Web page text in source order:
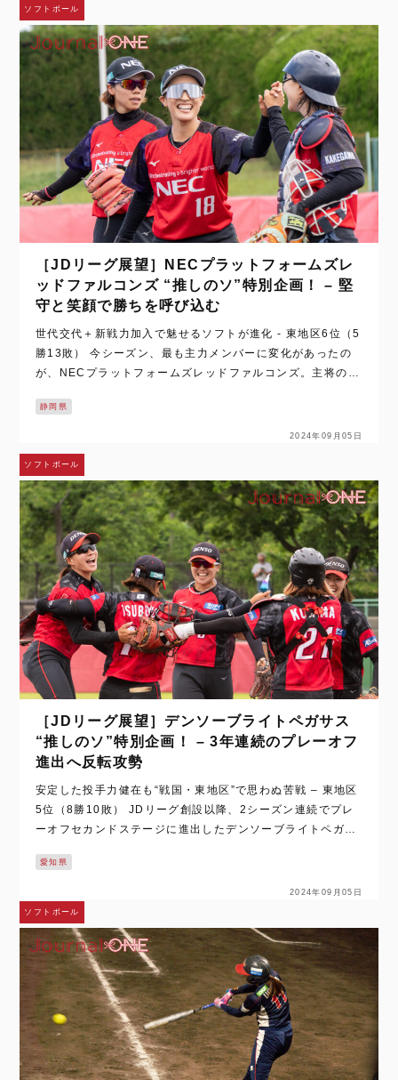
ソフトボール
［JDリーグ展望］NECプラットフォームズレ
ッドファルコンズ “推しのソ”特別企画！ – 堅
守と笑顔で勝ちを呼び込む
世代交代＋新戦力加入で魅せるソフトが進化 - 東地区6位（5
勝13敗） 今シーズン、最も主力メンバーに変化があったの
が、NECプラットフォームズレッドファルコンズ。主将の角
選手といった“打線の核…
静岡県
2024年09月05日
ソフトボール
［JDリーグ展望］デンソーブライトペガサス
“推しのソ”特別企画！ – 3年連続のプレーオフ
進出へ反転攻勢
安定した投手力健在も“戦国・東地区”で思わぬ苦戦 – 東地区
5位（8勝10敗） JDリーグ創設以降、2シーズン連続でプレ
ーオフセカンドステージに進出したデンソーブライトペガサ
豪ひしめく東地区においても…
愛知県
2024年09月05日
ソフトボール